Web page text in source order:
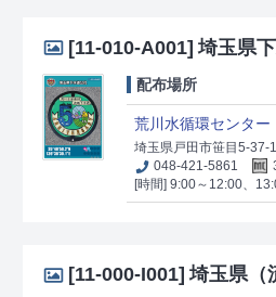
[11-010-A001] 埼玉県
配布場所
荒川水循環センター
埼玉県戸田市笹目5-37-
048-421-5861
[時間] 9:00～12:00、
[11-000-I001] 埼玉県（